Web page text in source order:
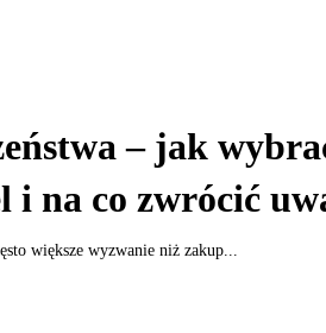
– jak
i na co zwrócić
większe wyzwanie niż zakup...